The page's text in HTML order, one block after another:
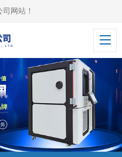
网站！